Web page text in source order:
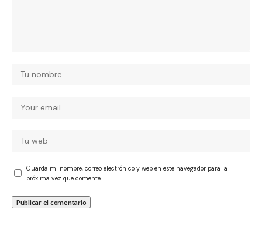
Guarda mi nombre, correo electrónico y web en este navegador para la
próxima vez que comente.